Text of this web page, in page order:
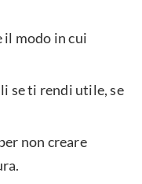
il modo in cui
se ti rendi utile, se
non creare